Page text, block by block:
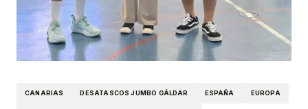
CANARIAS DESATASCOS JUMBO GÁLDAR ESPAÑA EUROPA